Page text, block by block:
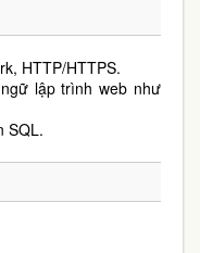
HTTP/HTTPS.
lập trình web như
SQL.